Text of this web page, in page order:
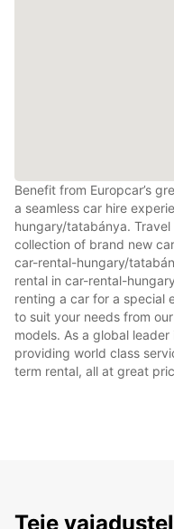
Benefit from Europcar’s
a seamless car hire
hungary/tatabánya.
collection of brand new
car-rental-hungary/
rental in car-rental-
renting a car for a special
to suit your needs from
models. As a global
providing world class
term rental, all at great
Teie